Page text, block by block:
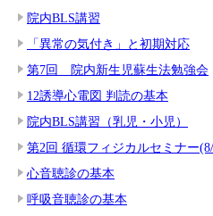
院内BLS講習
「異常の気付き」と初期対応
第7回 院内新生児蘇生法勉強会
12誘導心電図 判読の基本
院内BLS講習（乳児・小児）
第2回 循環フィジカルセミナー
心音聴診の基本
呼吸音聴診の基本